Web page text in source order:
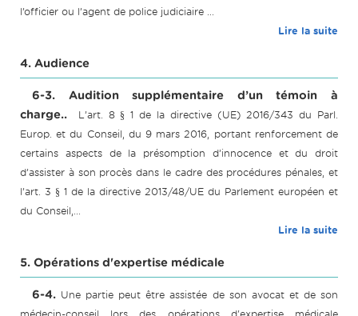
l’officier ou l’agent de police judiciaire ...
Lire la suite
4. Audience
6-3. Audition supplémentaire d’un témoin à
charge..
L’art. 8 § 1 de la directive (UE) 2016/343 du Parl.
Europ. et du Conseil, du 9 mars 2016, portant renforcement de
certains aspects de la présomption d’innocence et du droit
d’assister à son procès dans le cadre des procédures pénales, et
l’art. 3 § 1 de la directive 2013/48/UE du Parlement européen et
du Conseil,...
Lire la suite
5. Opérations d'expertise médicale
6-4. Une partie peut être assistée de son avocat et de son